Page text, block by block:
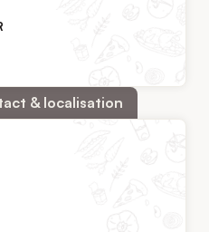
& localisation